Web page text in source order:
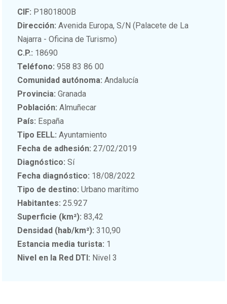
CIF: P1801800B
Dirección: Avenida Europa, S/N (Palacete de La
Najarra - Oficina de Turismo)
C.P.: 18690
Teléfono: 958 83 86 00
Comunidad autónoma: Andalucía
Provincia: Granada
Población: Almuñecar
País: España
Tipo EELL: Ayuntamiento
Fecha de adhesión: 27/02/2019
Diagnóstico: Sí
Fecha diagnóstico: 18/08/2022
Tipo de destino: Urbano marítimo
Habitantes: 25.927
Superficie (km²): 83,42
Densidad (hab/km²): 310,90
Estancia media turista: 1
Nivel en la Red DTI: Nivel 3